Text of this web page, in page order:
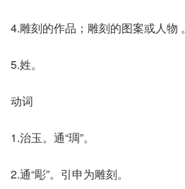
4.雕刻的作品；雕刻的图案或人物 。
5.姓。
动词
1.治玉。通“琱”。
2.通“彫”。引申为雕刻。